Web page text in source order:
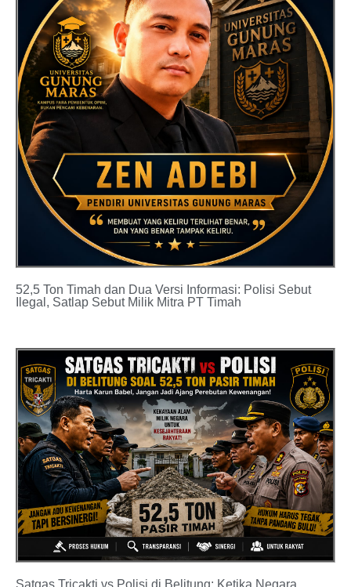
52,5 Ton Timah dan Dua Versi Informasi: Polisi Sebut
Ilegal, Satlap Sebut Milik Mitra PT Timah
Satgas Tricakti vs Polisi di Belitung: Ketika Negara